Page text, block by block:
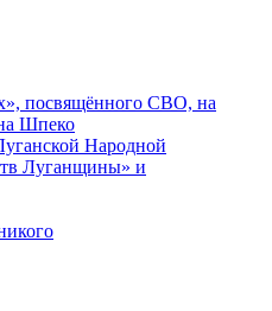
посвящённого СВО, на
Шпеко
Народной
Луганщины» и